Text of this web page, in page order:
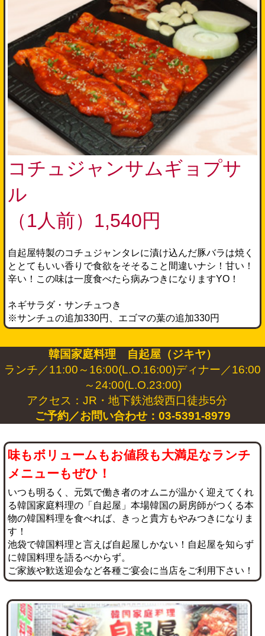
コチュジャンサムギョプサ
ル
（1人前）1,540円
自起屋特製のコチュジャンタレに漬け込んだ豚バラは焼く
ととてもいい香りで食欲をそそること間違いナシ！甘い！
辛い！この味は一度食べたら病みつきになりますYO！
ネギサラダ・サンチュつき
※サンチュの追加330円、エゴマの葉の追加330円
韓国家庭料理 自起屋（ジキヤ）
ランチ／11:00～16:00(L.O.16:00)ディナー／16:00
～24:00(L.O.23:00)
アクセス：JR・地下鉄池袋西口徒歩5分
ご予約／お問い合わせ：03-5391-8979
味もボリュームもお値段も大満足なランチ
メニューもぜひ！
いつも明るく、元気で働き者のオムニが温かく迎えてくれ
る韓国家庭料理の「自起屋」本場韓国の厨房師がつくる本
物の韓国料理を食べれば、きっと貴方もやみつきになりま
す！
池袋で韓国料理と言えば自起屋しかない！自起屋を知らず
に韓国料理を語るべからず。
ご家族や歓送迎会など各種ご宴会に当店をご利用下さい！